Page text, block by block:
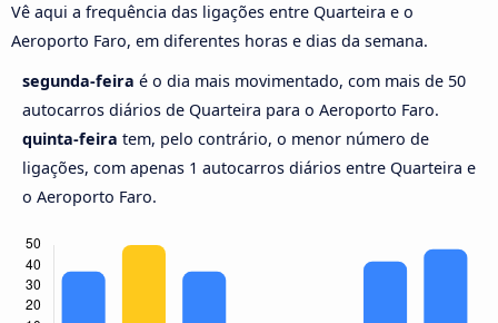
Vê aqui a frequência das ligações entre Quarteira e o
Aeroporto Faro, em diferentes horas e dias da semana.
segunda-feira é o dia mais movimentado, com mais de 50
autocarros diários de Quarteira para o Aeroporto Faro.
quinta-feira tem, pelo contrário, o menor número de
ligações, com apenas 1 autocarros diários entre Quarteira e
o Aeroporto Faro.